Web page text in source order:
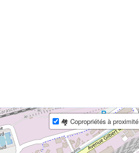
🏘 Copropriétés à proximité